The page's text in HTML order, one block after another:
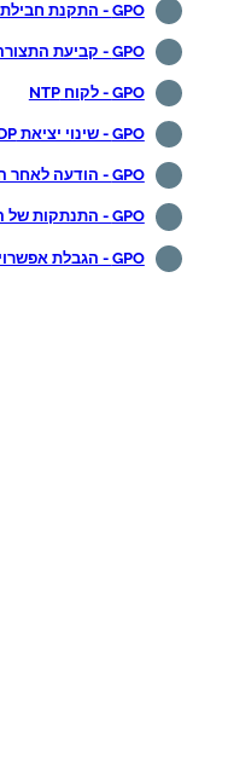
GPO - התקנת חבילת MSI
GPO - קביעת התצורה של הטפט
GPO - לקוח NTP
GPO - שינוי יציאת RDP
GPO - הודעה לאחר הכניסה
GPO - התנתקות של הפעלת RDP לאחר חוסר פעילות
GPO - הגבלת אפשרויות לוח הבקרה